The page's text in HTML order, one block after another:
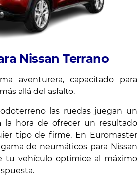
Nissan Terrano
aventurera, capacitado para
allá del asfalto.
las ruedas juegan un
la hora de ofrecer un resultado
tipo de firme. En Euromaster
de neumáticos para Nissan
tu vehículo optimice al máximo